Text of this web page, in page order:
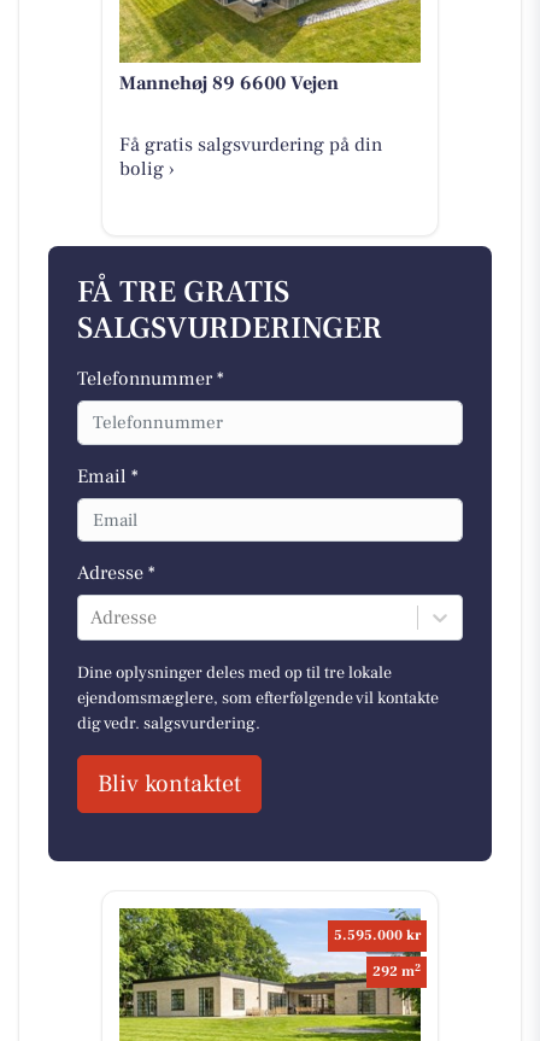
Mannehøj 89 6600 Vejen
Få gratis salgsvurdering på din
bolig ›
FÅ TRE GRATIS
SALGSVURDERINGER
Telefonnummer *
Email *
Adresse *
Adresse
Dine oplysninger deles med op til tre lokale
ejendomsmæglere, som efterfølgende vil kontakte
dig vedr. salgsvurdering.
Bliv kontaktet
5.595.000 kr
292 m2